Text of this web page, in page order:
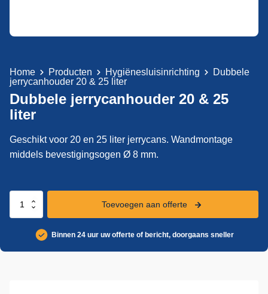
Home Producten Hygiënesluisinrichting
Dubbele
jerrycanhouder 20 & 25 liter
Dubbele jerrycanhouder 20 & 25
liter
Geschikt voor 20 en 25 liter jerrycans. Wandmontage
middels bevestigingsogen Ø 8 mm.
Dubbele
Toevoegen aan offerte
Binnen 24 uur uw offerte of bericht, doorgaans sneller